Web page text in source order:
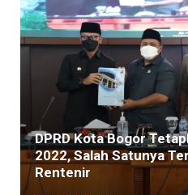
DPRD Kota Bogor
2022, Salah Satunya
Rentenir